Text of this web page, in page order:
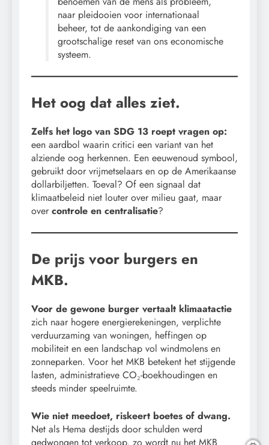
naar pleidooien voor internationaal
beheer, tot de aankondiging van een
grootschalige reset van ons economische
systeem.
Het oog dat alles ziet.
Zelfs het logo van SDG 13 roept vragen op:
een aardbol waarin critici een variant van het
alziende oog herkennen. Een eeuwenoud symbool,
gebruikt door vrijmetselaars en op de Amerikaanse
dollarbiljetten. Toeval? Of een signaal dat
klimaatbeleid niet louter over milieu gaat, maar
over controle en centralisatie?
De prijs voor burgers en
MKB.
Voor de gewone burger vertaalt klimaatactie
zich naar hogere energierekeningen, verplichte
verduurzaming van woningen, heffingen op
mobiliteit en een landschap vol windmolens en
zonneparken. Voor het MKB betekent het stijgende
lasten, administratieve CO₂-boekhoudingen en
steeds minder speelruimte.
Wie niet meedoet, riskeert boetes of dwang.
Net als Hema destijds door schulden werd
gedwongen tot verkoop, zo wordt nu het MKB